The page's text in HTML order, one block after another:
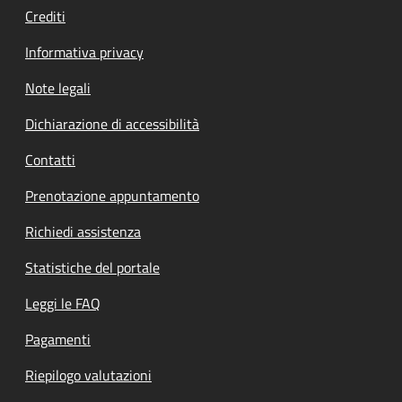
Crediti
Informativa privacy
Note legali
Dichiarazione di accessibilità
Contatti
Prenotazione appuntamento
Richiedi assistenza
Statistiche del portale
Leggi le FAQ
Pagamenti
Riepilogo valutazioni